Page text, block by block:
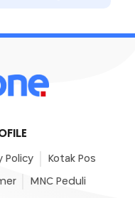
Policy Kotak Pos
MNC Peduli